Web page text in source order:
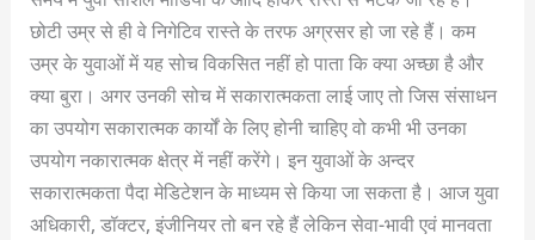
छोटी उम्र से ही वे निगेटिव रास्ते के तरफ अग्रसर हो जा रहे हैं। कम
उम्र के युवाओं में यह सोच विकसित नहीं हो पाता कि क्या अच्छा है और
क्या बुरा। अगर उनकी सोच में सकारात्मकता लाई जाए तो जिस संसाधन
का उपयोग सकारात्मक कार्यों के लिए होनी चाहिए वो कभी भी उनका
उपयोग नकारात्मक क्षेत्र में नहीं करेंगे। इन युवाओं के अन्दर
सकारात्मकता पैदा मेडिटेशन के माध्यम से किया जा सकता है। आज युवा
अधिकारी, डॉक्टर, इंजीनियर तो बन रहे हैं लेकिन सेवा-भावी एवं मानवता